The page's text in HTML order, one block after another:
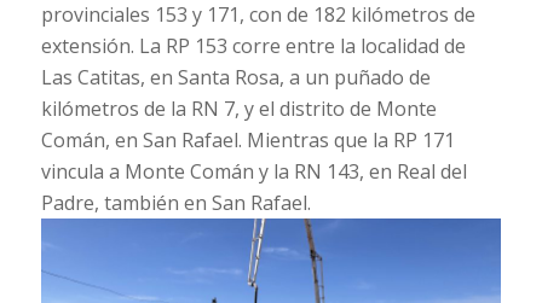
provinciales 153 y 171, con de 182 kilómetros de
extensión. La RP 153 corre entre la localidad de
Las Catitas, en Santa Rosa, a un puñado de
kilómetros de la RN 7, y el distrito de Monte
Comán, en San Rafael. Mientras que la RP 171
vincula a Monte Comán y la RN 143, en Real del
Padre, también en San Rafael.